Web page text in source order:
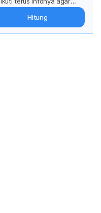
Dapatkan update dari
Hitung